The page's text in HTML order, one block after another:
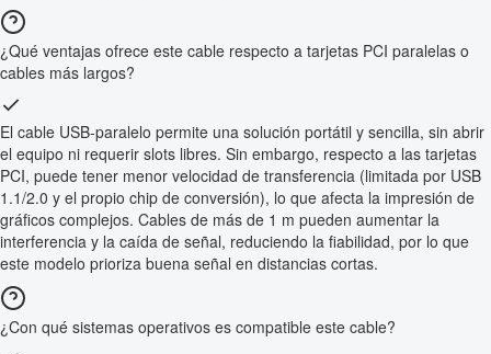
¿Qué ventajas ofrece este cable respecto a tarjetas PCI paralelas o
cables más largos?
El cable USB-paralelo permite una solución portátil y sencilla, sin abrir
el equipo ni requerir slots libres. Sin embargo, respecto a las tarjetas
PCI, puede tener menor velocidad de transferencia (limitada por USB
1.1/2.0 y el propio chip de conversión), lo que afecta la impresión de
gráficos complejos. Cables de más de 1 m pueden aumentar la
interferencia y la caída de señal, reduciendo la fiabilidad, por lo que
este modelo prioriza buena señal en distancias cortas.
¿Con qué sistemas operativos es compatible este cable?